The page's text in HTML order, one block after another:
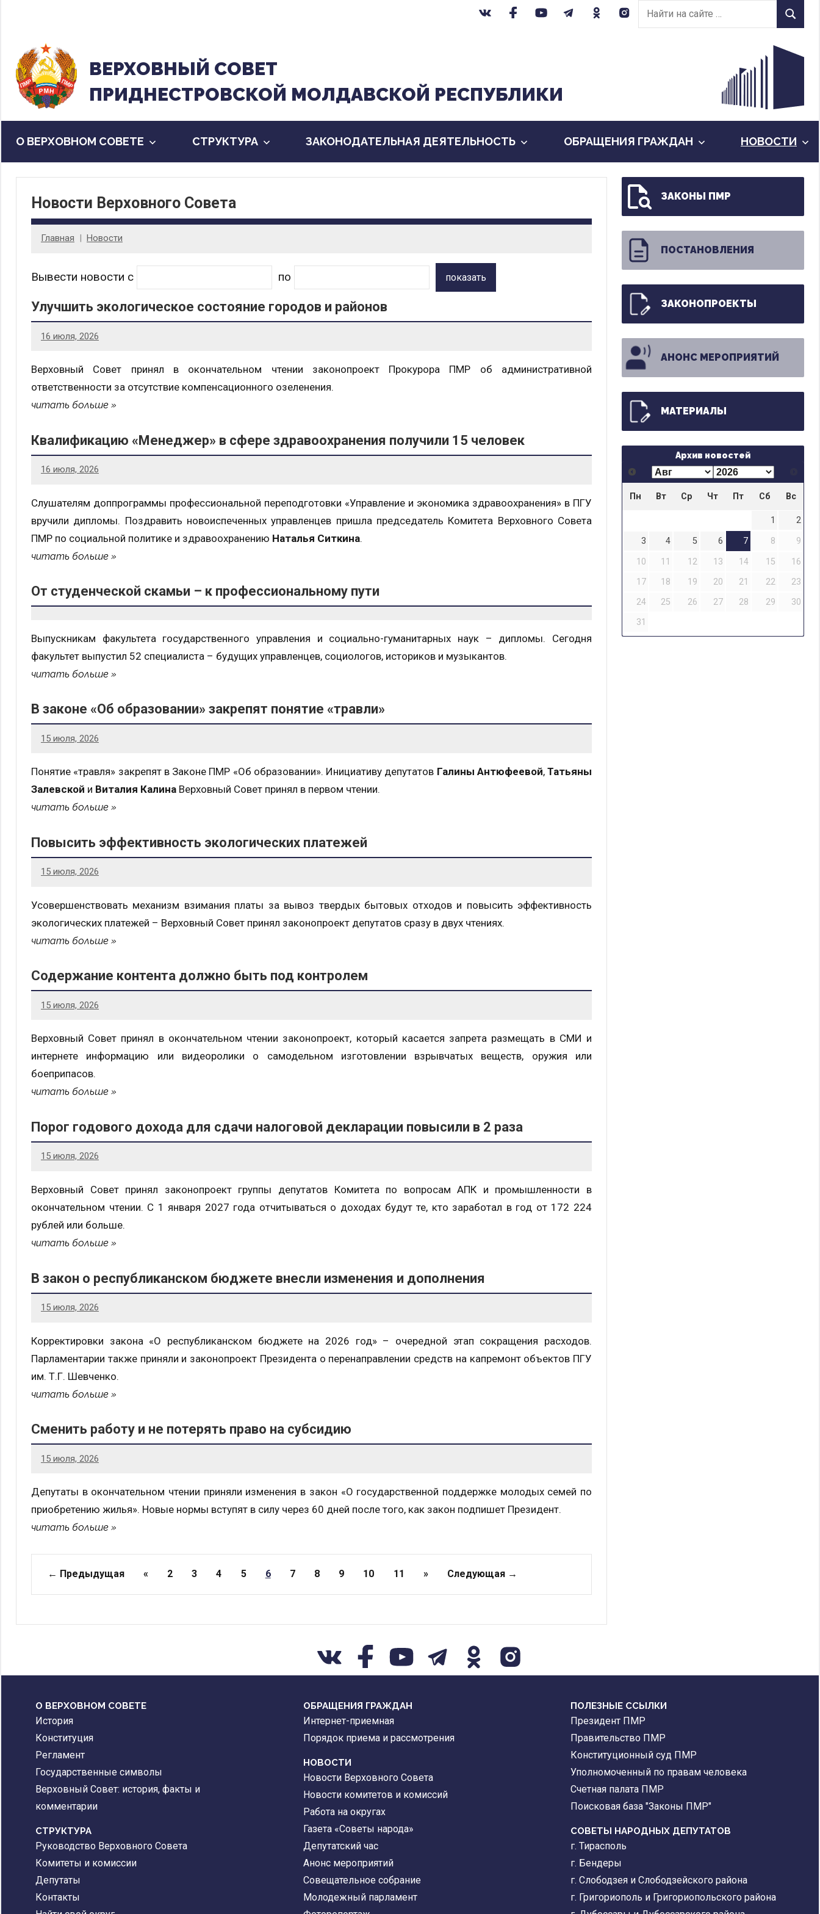
содержанию
Найти
на
Найти
ВЕРХОВНЫЙ CОВЕТ
ПРИДНЕСТРОВСКОЙ МОЛДАВСКОЙ РЕСПУБЛИКИ
О ВЕРХОВНОМ СОВЕТЕ CТРУКТУРА ЗАКОНОДАТЕЛЬНАЯ ДЕЯТЕЛЬНОСТЬ ОБРАЩЕНИЯ ГРАЖДАН НОВОСТИ
Новости Верховного Совета
Главная Новости
Вывести новости с по показать
Улучшить экологическое состояние городов и районов
16 июля, 2026
Верховный Совет принял в окончательном чтении законопроект Прокурора ПМР об административной
ответственности за отсутствие компенсационного озеленения.
читать больше
Квалификацию «Менеджер» в сфере здравоохранения получили 15 человек
16 июля, 2026
Слушателям доппрограммы профессиональной переподготовки «Управление и экономика здравоохранения» в ПГУ
вручили дипломы. Поздравить новоиспеченных управленцев пришла председатель Комитета Верховного Совета
ПМР по социальной политике и здравоохранению Наталья Ситкина.
читать больше
От студенческой скамьи – к профессиональному пути
Выпускникам факультета государственного управления и социально-гуманитарных наук – дипломы. Сегодня
факультет выпустил 52 специалиста – будущих управленцев, социологов, историков и музыкантов.
читать больше
В законе «Об образовании» закрепят понятие «травли»
15 июля, 2026
Понятие «травля» закрепят в Законе ПМР «Об образовании». Инициативу депутатов Галины Антюфеевой, Татьяны
Залевской и Виталия Калина Верховный Совет принял в первом чтении.
читать больше
Повысить эффективность экологических платежей
15 июля, 2026
Усовершенствовать механизм взимания платы за вывоз твердых бытовых отходов и повысить эффективность
экологических платежей – Верховный Совет принял законопроект депутатов сразу в двух чтениях.
читать больше
Содержание контента должно быть под контролем
15 июля, 2026
Верховный Совет принял в окончательном чтении законопроект, который касается запрета размещать в СМИ и
интернете информацию или видеоролики о самодельном изготовлении взрывчатых веществ, оружия или
боеприпасов.
читать больше
Порог годового дохода для сдачи налоговой декларации повысили в 2 раза
15 июля, 2026
Верховный Совет принял законопроект группы депутатов Комитета по вопросам АПК и промышленности в
окончательном чтении. С 1 января 2027 года отчитываться о доходах будут те, кто заработал в год от 172 224
рублей или больше.
читать больше
В закон о республиканском бюджете внесли изменения и дополнения
15 июля, 2026
Корректировки закона «О республиканском бюджете на 2026 год» – очередной этап сокращения расходов.
Парламентарии также приняли и законопроект Президента о перенаправлении средств на капремонт объектов ПГУ
им. Т.Г. Шевченко.
читать больше
Сменить работу и не потерять право на субсидию
15 июля, 2026
Депутаты в окончательном чтении приняли изменения в закон «О государственной поддержке молодых семей по
приобретению жилья». Новые нормы вступят в силу через 60 дней после того, как закон подпишет Президент.
читать больше
Страницы
← Предыдущая « 2 3 4 5 6 7 8 9 10 11 » Следующая →
ЗАКОНЫ ПМР
ПОСТАНОВЛЕНИЯ
ЗАКОНОПРОЕКТЫ
АНОНС МЕРОПРИЯТИЙ
МАТЕРИАЛЫ
Архив новостей
Пн Вт Ср Чт Пт Сб Вс
1
2
3
4 5 6 7 8
9
10
11 12 13 14 15
16
17
18 19 20 21 22
23
24
25 26 27 28 29
30
31
О ВЕРХОВНОМ СОВЕТЕ
История
Конституция
Регламент
Государственные символы
Верховный Совет: история, факты и
комментарии
CТРУКТУРА
Руководство Верховного Совета
Комитеты и комиссии
Депутаты
Контакты
ОБРАЩЕНИЯ ГРАЖДАН
Интернет-приемная
Порядок приема и рассмотрения
НОВОСТИ
Новости Верховного Совета
Новости комитетов и комиссий
Работа на округах
Газета «Советы народа»
Депутатский час
Анонс мероприятий
Совещательное собрание
Молодежный парламент
ПОЛЕЗНЫЕ ССЫЛКИ
Президент ПМР
Правительство ПМР
Конституционный суд ПМР
Уполномоченный по правам человека
Счетная палата ПМР
Поисковая база "Законы ПМР"
СОВЕТЫ НАРОДНЫХ ДЕПУТАТОВ
г. Тирасполь
г. Бендеры
г. Слободзея и Слободзейского района
г. Григориополь и Григориопольского района